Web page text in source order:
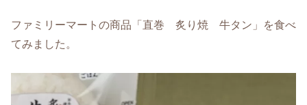
ファミリーマートの商品「直巻 炙り焼 牛タン」を食べ
てみました。